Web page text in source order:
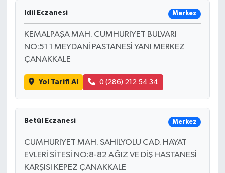
Idil Eczanesi Merkez
KEMALPAŞA MAH. CUMHURİYET BULVARI
NO:51 1 MEYDANİ PASTANESİ YANI MERKEZ
ÇANAKKALE
Yol Tarifi Al 0 (286) 212 54 34
Betül Eczanesi Merkez
CUMHURİYET MAH. SAHİLYOLU CAD. HAYAT
EVLERİ SİTESİ NO:8-82 AĞIZ VE DİŞ HASTANESİ
KARŞISI KEPEZ ÇANAKKALE